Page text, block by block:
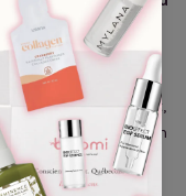
Zinc Oxide 6%.
Zinc Stearate,
Algae Extract,
May Contain: Iron
Ci 77499),
Oxide Greens (Ci